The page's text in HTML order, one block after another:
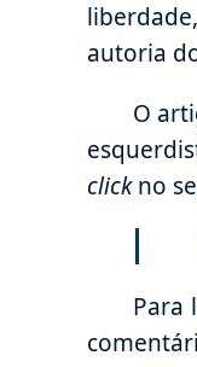
autoria
O
clickno
Para